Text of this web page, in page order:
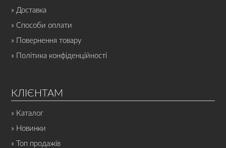
» Доставка
» Способи оплати
» Повернення товару
» Політика конфіденційності
КЛІЄНТАМ
» Каталог
» Новинки
» Топ продажів